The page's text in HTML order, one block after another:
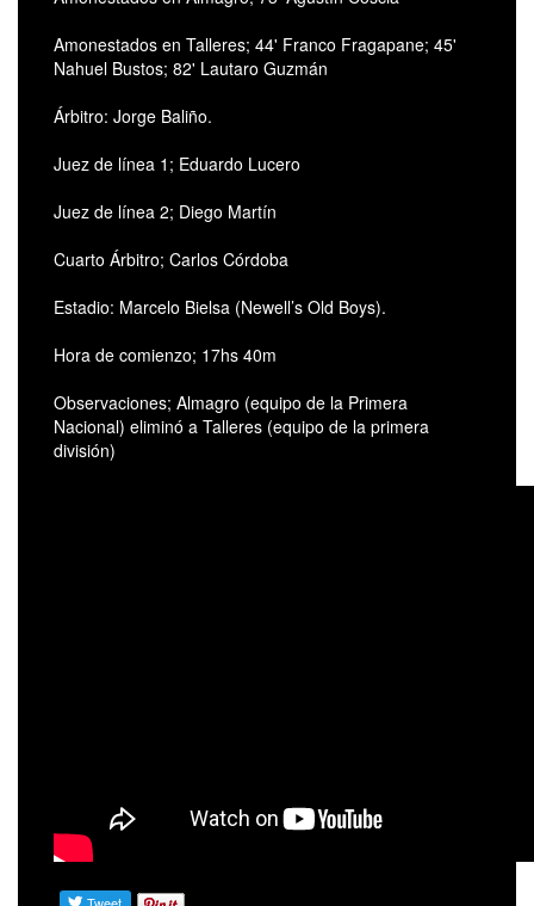
Amonestados en Talleres; 44' Franco Fragapane; 45'
Nahuel Bustos; 82' Lautaro Guzmán
Árbitro: Jorge Baliño.
Juez de línea 1; Eduardo Lucero
Juez de línea 2; Diego Martín
Cuarto Árbitro; Carlos Córdoba
Estadio: Marcelo Bielsa (Newell’s Old Boys).
Hora de comienzo; 17hs 40m
Observaciones; Almagro (equipo de la Primera
Nacional) eliminó a Talleres (equipo de la primera
división)